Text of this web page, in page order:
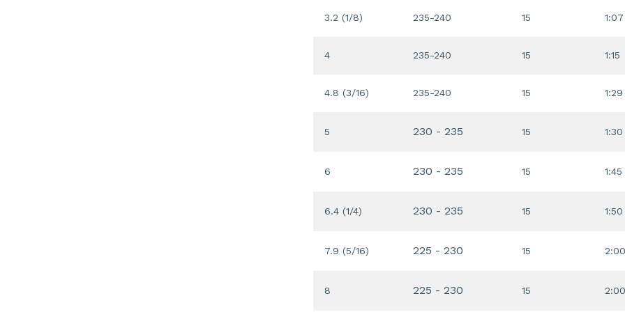
3.2 (1/8) 235-240 15 1:07
4 235-240 15 1:15
4.8 (3/16) 235-240 15 1:29
5 230 - 235 15 1:30
6 230 - 235 15 1:45
6.4 (1/4) 230 - 235 15 1:50
7.9 (5/16) 225 - 230 15 2:00
8 225 - 230 15 2:00